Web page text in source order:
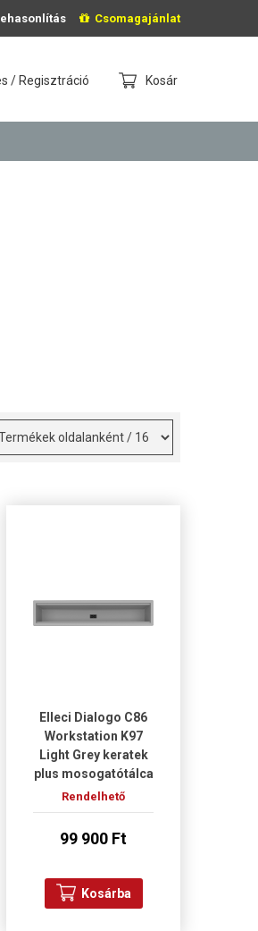
Csomagajánlat
/ Regisztráció Kosár
Elleci Dialogo C86
Workstation K97
Light Grey keratek
plus mosogatótálca
Rendelhető
99 900 Ft
Kosárba